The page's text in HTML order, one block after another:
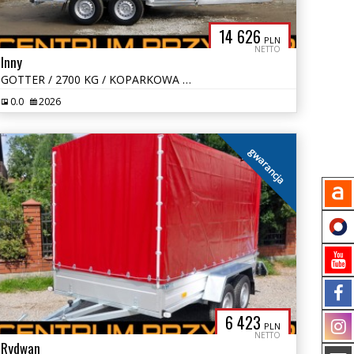
14 626 PLN
NETTO
Inny
GOTTER / 2700 KG / KOPARKOWA / BUDOWLANA
0.0 2026
6 423 PLN
NETTO
gwarancja
Rydwan